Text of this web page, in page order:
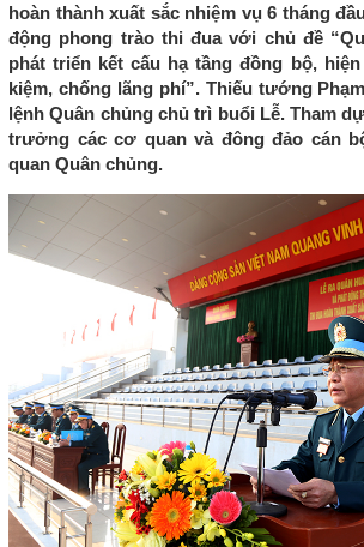
hoàn thành xuất sắc nhiệm vụ 6 tháng
động phong trào thi đua với chủ đề
phát triển kết cấu hạ tầng đồng bộ,
kiệm, chống lãng phí”. Thiếu tướng
lệnh Quân chủng chủ trì buổi Lễ. Tham
trưởng các cơ quan và đông đảo cán
quan Quân chủng.